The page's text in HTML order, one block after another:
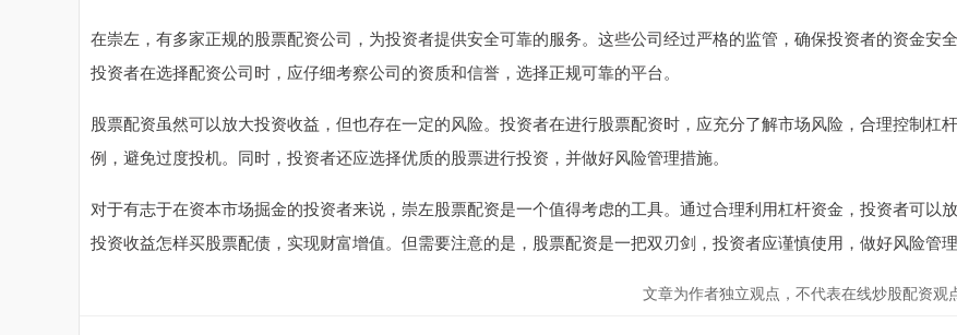
在崇左，有多家正规的股票配资公司，为投资者提供安全可靠的服务。这些公司经过严格的监管，确保投资者的资金安全
投资者在选择配资公司时，应仔细考察公司的资质和信誉，选择正规可靠的平台。
股票配资虽然可以放大投资收益，但也存在一定的风险。投资者在进行股票配资时，应充分了解市场风险，合理控制杠
例，避免过度投机。同时，投资者还应选择优质的股票进行投资，并做好风险管理措施。
对于有志于在资本市场掘金的投资者来说，崇左股票配资是一个值得考虑的工具。通过合理利用杠杆资金，投资者可以
投资收益怎样买股票配债，实现财富增值。但需要注意的是，股票配资是一把双刃剑，投资者应谨慎使用，做好风险管理
文章为作者独立观点，不代表在线炒股配资观